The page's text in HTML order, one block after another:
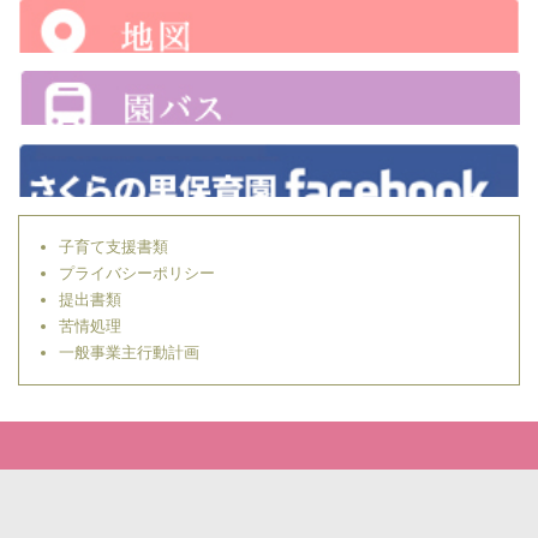
子育て支援書類
プライバシーポリシー
提出書類
苦情処理
一般事業主行動計画